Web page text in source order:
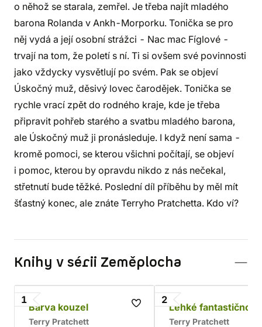
o něhož se starala, zemřel. Je třeba najít mladého
barona Rolanda v Ankh-Morporku. Tonička se pro
něj vydá a její osobní strážci - Nac mac Fíglové -
trvají na tom, že poletí s ní. Ti si ovšem své povinnosti
jako vždycky vysvětlují po svém. Pak se objeví
Úskočný muž, děsivý lovec čarodějek. Tonička se
rychle vrací zpět do rodného kraje, kde je třeba
připravit pohřeb starého a svatbu mladého barona,
ale Úskočný muž ji pronásleduje. I když není sama -
kromě pomoci, se kterou všichni počítají, se objeví
i pomoc, kterou by opravdu nikdo z nás nečekal,
střetnutí bude těžké. Poslední díl příběhu by měl mít
šťastný konec, ale znáte Terryho Pratchetta. Kdo ví?
Knihy v sérii Zeměplocha
1
Barva kouzel
Terry Pratchett
2
Lehké fantastično
Terry Pratchett